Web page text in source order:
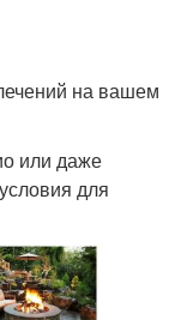
на вашем
или даже
для